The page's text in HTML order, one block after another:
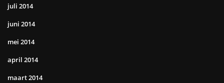
juli 2014
juni 2014
mei 2014
april 2014
maart 2014